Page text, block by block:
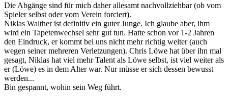
Die Abgänge sind für mich daher allesamt nachvollziehbar (ob vom
Spieler selbst oder vom Verein forciert).
Niklas Walther ist definitiv ein guter Junge. Ich glaube aber, ihm
wird ein Tapetenwechsel sehr gut tun. Hatte schon vor 1-2 Jahren
den Eindruck, er kommt bei uns nicht mehr richtig weiter (auch
wegen seiner mehreren Verletzungen). Chris Löwe hat über ihn mal
gesagt, Niklas hat viel mehr Talent als Löwe selbst, ist viel weiter als
er (Löwe) es in dem Alter war. Nur müsse er sich dessen bewusst
werden...
Bin gespannt, wohin sein Weg führt.